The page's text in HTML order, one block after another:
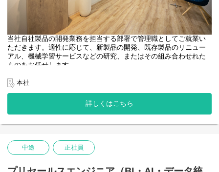
・Qlik ：データの下流から上流（データインテグレーション、
BI、AI）を一気通貫でカバーできる、マルチデータベース間のリア
ルタイムデータ統合プラットフォーム
https://www.insight-tec.com/products/qlik-data-integration-
platform/
・Insight SQLTesting：AWSから表彰を受けた、データベース移行
及びバージョンアップ向けSQLテストソフトウェア
・Insight Data Masking：生成AI活用・審査系DXで売り上げ急拡大
中！PDFデータ、文章データなどに含まれる機微情報を匿名加工
できる、日本語対応している中で最もモダンなマスキングソフト
https://www.insight-tec.com/products/masking/
事ができます。
・DB～データインテグレーション領域を中心に事業を展開してき
ましたが、昨今データ活用×AI領域に進出をはじめ、チャレンジの
当社自社製品の開発業務を担当する部署で管理職としてご就業い
ただきます。適性に応じて、新製品の開発、既存製品のリニュー
アル、機械学習サービスなどの研究、またはその組み合わせれた
ものをお任せします。
社ソフトウェア製品開発の文字通りカギを握るポジションとなり
ます。
言語/フレームワーク: C++, Python, JavaScript, Vue.js
DB: Oracle, PostgreSQL, SQL Server, MySQL, Redis, Aurora
クラウド: AWS, Azure
【組織】
所属部門：プロダクト開発本部
本社
詳しくはこちら
中途 正社員